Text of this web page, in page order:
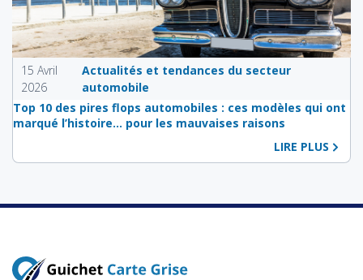
15 Avril
2026
Actualités et tendances du secteur
automobile
Top 10 des pires flops automobiles : ces modèles qui ont
marqué l’histoire… pour les mauvaises raisons
LIRE PLUS